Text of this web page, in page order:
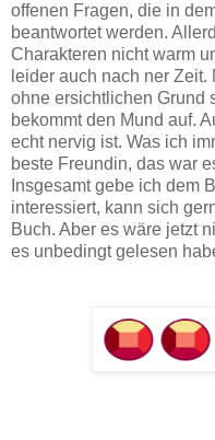
offenen Fragen, die in
beantwortet werden.
Charakteren nicht warm
leider auch nach ner
ohne ersichtlichen Grund
bekommt den Mund auf.
echt nervig ist. Was ich
beste Freundin, das war
Insgesamt gebe ich dem
interessiert, kann sich
Buch. Aber es wäre jetzt
es unbedingt gelesen